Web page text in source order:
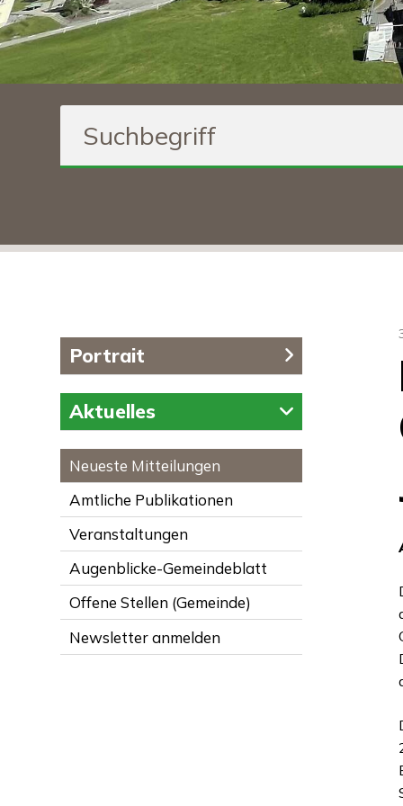
Inhaltsnavigation
Portrait
Aktuelles
Neueste Mitteilungen
Amtliche Publikationen
Veranstaltungen
Augenblicke-Gemeindeblatt
Offene Stellen (Gemeinde)
Newsletter anmelden